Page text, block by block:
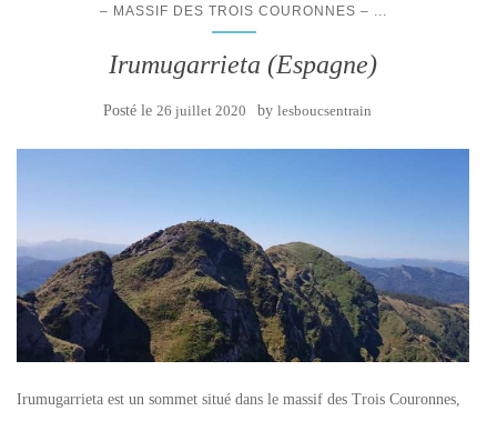
– MASSIF DES TROIS COURONNES –
Irumugarrieta (Espagne)
Posté le 26 juillet 2020 by lesboucsentrain
Irumugarrieta est un sommet situé dans le massif des Trois Couronnes,